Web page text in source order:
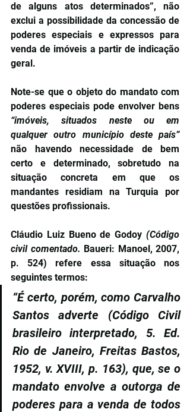
de alguns atos determinados”, não
exclui a possibilidade da concessão de
poderes especiais e expressos para
venda de imóveis a partir de indicação
geral.
Note-se que o objeto do mandato com
“imóveis, situados neste ou em
qualquer outro município deste país”
não havendo necessidade de bem
certo e determinado, sobretudo na
situação concreta em que os
mandantes residiam na Turquia por
questões profissionais.
Cláudio Luiz Bueno de Godoy (Código
civil comentado. Baueri: Manoel, 2007,
p. 524) refere essa situação nos
seguintes termos:
“É certo, porém, como Carvalho
Santos adverte (Código Civil
brasileiro interpretado, 5. Ed.
Rio de Janeiro, Freitas Bastos,
1952, v. XVIII, p. 163), que, se o
mandato envolve a outorga de
poderes para a venda de todos